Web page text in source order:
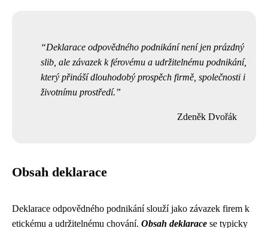
Deklarace odpovědného podnikání není jen prázdný
slib, ale závazek k férovému a udržitelnému podnikání,
který přináší dlouhodobý prospěch firmě, společnosti i
životnímu prostředí.
Zdeněk Dvořák
Obsah deklarace
Deklarace odpovědného podnikání slouží jako závazek firem k
etickému a udržitelnému chování. Obsah deklarace se typicky